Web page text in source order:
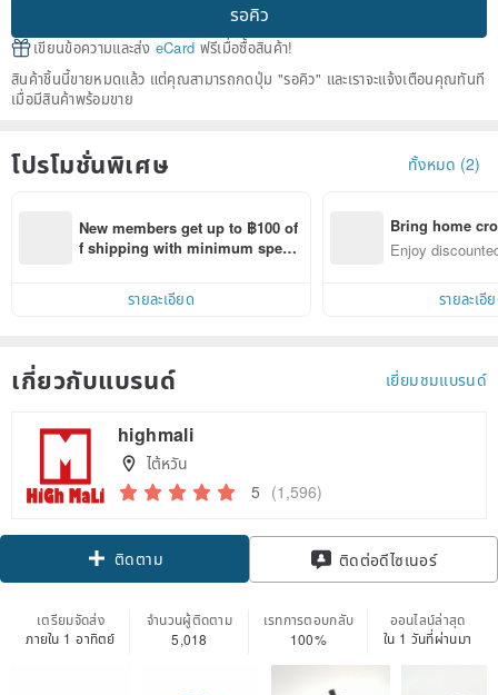
รอคิว
เขียนข้อความและส่ง eCard ฟรีเมื่อซื้อสินค้า!
สินค้าชิ้นนี้ขายหมดแล้ว แต่คุณสามารถกดปุ่ม "รอคิว" และเราจะแจ้งเตือนคุณทันที
เมื่อมีสินค้าพร้อมขาย
โปรโมชั่นพิเศษ ทั้งหมด (2)
New members get up to ฿100 of
f shipping with minimum spen
within 7 days!
รายละเอียด
Bring home
n with ease
Enjoy
รายละเอี
เกี่ยวกับแบรนด์ เยี่ยมชมแบรนด์
highmali
ไต้หวัน
5 (1,596)
ติดตาม ติดต่อดีไซเนอร์
เตรียมจัดส่ง
ภายใน 1 อาทิตย์
จำนวนผู้ติดตาม
5,018
เรทการตอบกลับ
100%
ออนไลน์ล่าสุด
ใน 1 วันที่ผ่านมา